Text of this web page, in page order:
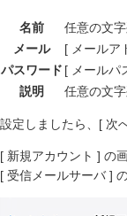
名前
任意の文
メール
[ メールア
パスワード [ メールパ
説明
任意の文
設定しましたら、[ 次
[ 新規アカウント ] の
[ 受信メールサーバ ]